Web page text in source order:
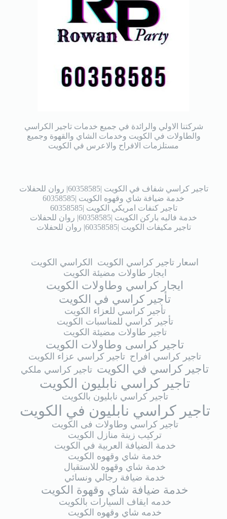
شركتنا الاولي والرائدة في جميع خدمات تاجير الكراسي
والطاولات في الكويت وخدمات الشاي والقهوة وجميع
مستلزمات الافراح والاعرس في الكويت
تاجير كراسي شفاف في الكويت |60358585| روان للحفلات
خدمة ضيافة شاي وقهوه الكويت |60358585
تاجير كنفات امريكي الكويت |60358585
خدمة فاليه باركن الكويت |60358585| روان للحفلات
تاجير مكيفات الكويت |60358585| روان للحفلات
اسعار تاجير كراسي الكويت
الكراسي الكويت
ايجار طاولات مضيئة الكويت
ايجار كراسي وطاولات الكويت
تأجير كراسي في الكويت
تأجير كراسي للعزاء الكويت
تأجير كراسي للمناسبات الكويت
تاجير طاولات مضيئة الكويت
تاجير كراسى وطاولات الكويت
تاجير كراسي افراح تاجير كراسي عزاء الكويت
تاجير كراسي في الكويت تاجير كراسي ملكي
تاجير كراسي نابليون الكويت
تاجير كراسي نابليون بالكويت
تاجير كراسي نابليون في الكويت
تاجير كراسي وطاولات فى الكويت
تركيب زينة منازل الكويت
خدمة الضيافة العربية في الكويت
خدمة شاي وقهوه الكويت
خدمة شاي وقهوه للاستقبال
خدمة ضيافة رجالي ونسائي
خدمة ضيافة شاي وقهوة الكويت
خدمه ايقاف السيارات بالكويت
خدمه شاي وقهوه الكويت